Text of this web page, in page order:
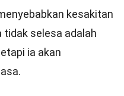
kesakitan
tidak selesa adalah
ia akan